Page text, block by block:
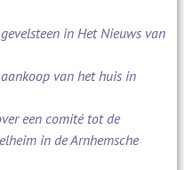
in Het Nieuws van
van het huis in
een comité tot de
in de Arnhemsche